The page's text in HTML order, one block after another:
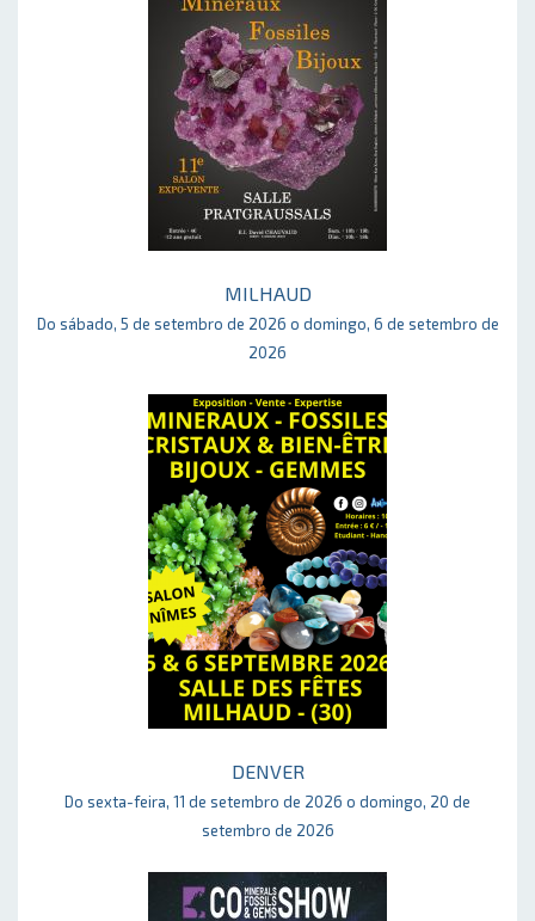
MILHAUD
Do sábado, 5 de setembro de 2026 o domingo, 6 de setembro de
2026
DENVER
Do sexta-feira, 11 de setembro de 2026 o domingo, 20 de
setembro de 2026